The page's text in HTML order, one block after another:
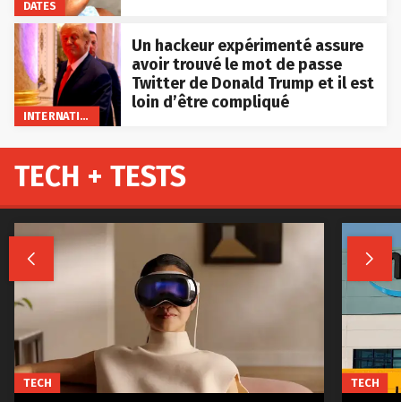
DATES
INTERNATIONAL
Un hackeur expérimenté assure
avoir trouvé le mot de passe
Twitter de Donald Trump et il est
loin d’être compliqué
TECH + TESTS
 
TECH TECH